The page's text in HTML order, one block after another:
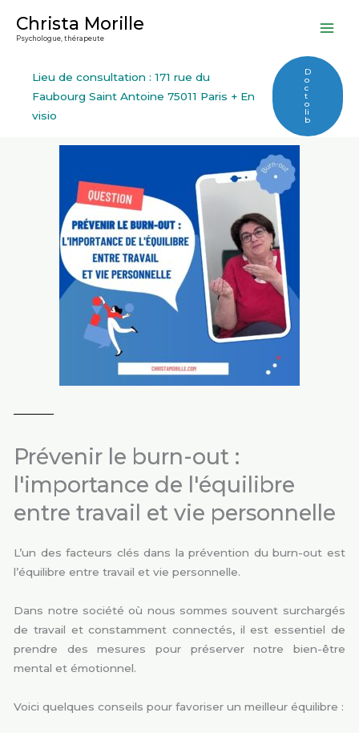
Christa Morille
Psychologue, thérapeute
Lieu de consultation : 171 rue du
Faubourg Saint Antoine 75011 Paris + En
visio
D
o
c
t
o
li
b
Prévenir le burn-out :
l'importance de l'équilibre
entre travail et vie personnelle
L’un des facteurs clés dans la prévention du burn-out est
l’équilibre entre travail et vie personnelle.
Dans notre société où nous sommes souvent surchargés
de travail et constamment connectés, il est essentiel de
prendre des mesures pour préserver notre bien-être
mental et émotionnel.
Voici quelques conseils pour favoriser un meilleur équilibre :